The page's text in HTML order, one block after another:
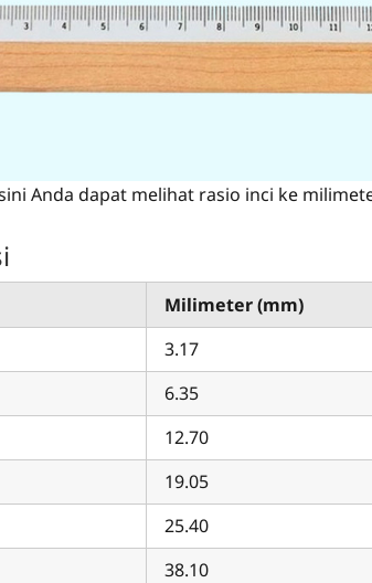
Anda dapat melihat rasio inci ke
Milimeter (mm)
3.17
6.35
12.70
19.05
25.40
38.10